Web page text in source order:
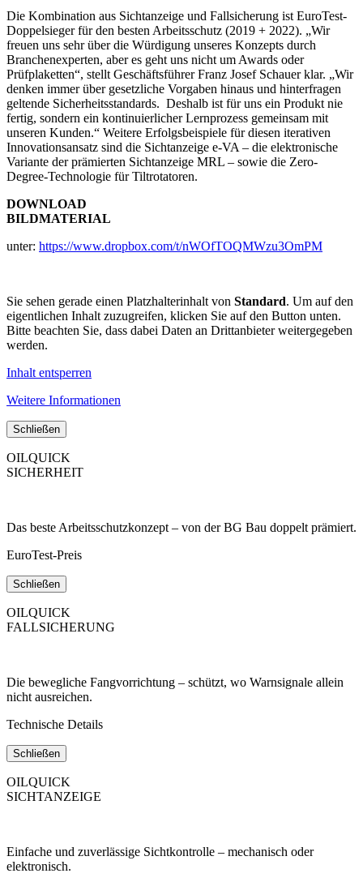
Die Kombination aus Sichtanzeige und Fallsicherung ist EuroTest-
Doppelsieger für den besten Arbeitsschutz (2019 + 2022). „Wir
freuen uns sehr über die Würdigung unseres Konzepts durch
Branchenexperten, aber es geht uns nicht um Awards oder
Prüfplaketten“, stellt Geschäftsführer Franz Josef Schauer klar. „Wir
denken immer über gesetzliche Vorgaben hinaus und hinterfragen
geltende Sicherheitsstandards. Deshalb ist für uns ein Produkt nie
fertig, sondern ein kontinuierlicher Lernprozess gemeinsam mit
unseren Kunden.“ Weitere Erfolgsbeispiele für diesen iterativen
Innovationsansatz sind die Sichtanzeige e-VA – die elektronische
Variante der prämierten Sichtanzeige MRL – sowie die Zero-
Degree-Technologie für Tiltrotatoren.
DOWNLOAD
BILDMATERIAL
unter: https://www.dropbox.com/t/nWOfTOQMWzu3OmPM
Sie sehen gerade einen Platzhalterinhalt von Standard. Um auf den
eigentlichen Inhalt zuzugreifen, klicken Sie auf den Button unten.
Bitte beachten Sie, dass dabei Daten an Drittanbieter weitergegeben
werden.
Inhalt entsperren
Weitere Informationen
Schließen
OILQUICK
SICHERHEIT
Das beste Arbeitsschutzkonzept – von der BG Bau doppelt prämiert.
EuroTest-Preis
Schließen
OILQUICK
FALLSICHERUNG
Die bewegliche Fangvorrichtung – schützt, wo Warnsignale allein
nicht ausreichen.
Technische Details
Schließen
OILQUICK
SICHTANZEIGE
Einfache und zuverlässige Sichtkontrolle – mechanisch oder
elektronisch.